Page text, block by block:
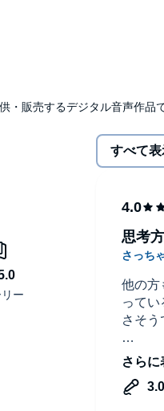
・販売するデジタル音声作品
すべて表
他の方
って
さそう
「ま
もい
思考